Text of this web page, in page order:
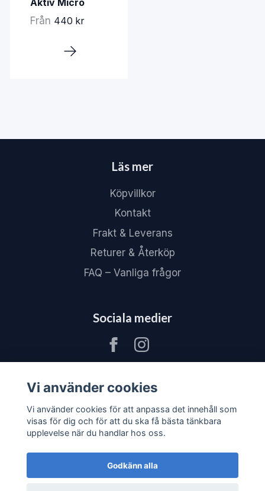
Aktiv Micro
Från 440 kr
Läs mer
Köpvillkor
Kontakt
Frakt & Leverans
Returer & Återköp
FAQ – Vanliga frågor
Sociala medier
Vi använder cookies
Vi använder cookies för att anpassa det innehåll som
visas för dig och för att du ska få bästa tänkbara
upplevelse när du handlar hos oss.
Godkänn alla